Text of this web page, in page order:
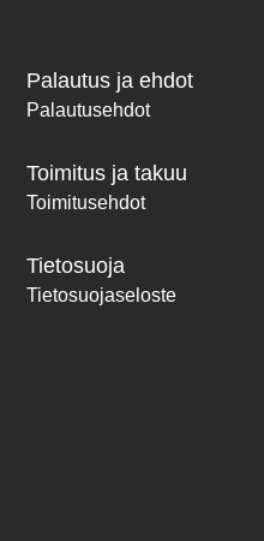
Palautus ja ehdot
Palautusehdot
Toimitus ja takuu
Toimitusehdot
Tietosuoja
Tietosuojaseloste